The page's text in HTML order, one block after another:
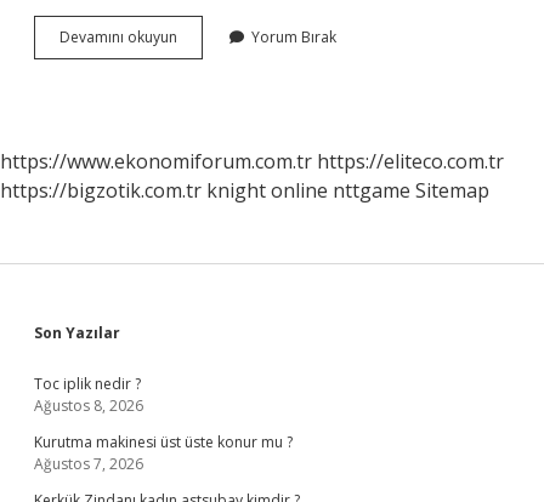
Devamını okuyun Yetenek
Nedir
Yorum Bırak
https://www.ekonomiforum.com.tr https://eliteco.com.tr
https://bigzotik.com.tr knight online nttgame Sitemap
Sidebar
Son Yazılar
Toc iplik nedir ?
Ağustos 8, 2026
Kurutma makinesi üst üste konur mu ?
Ağustos 7, 2026